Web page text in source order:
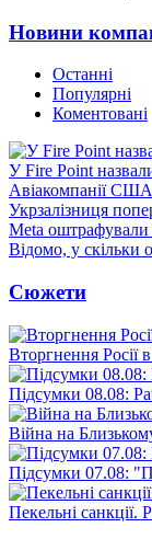
Новини
Останні
Популярні
Коментовані
У Fire Point
Авіакомпанії США
Укрзалізниця
Meta оштрафували
Відомо, у скільки
Сюжети
Вторгнення Росії
Підсумки 08.08:
Війна на
Підсумки 07.08:
Пекельні